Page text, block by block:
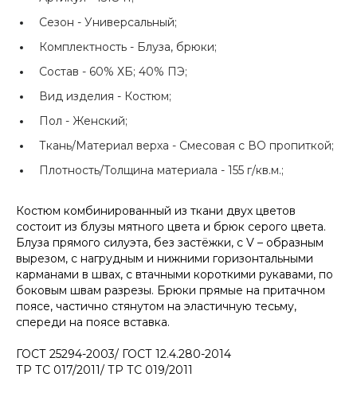
Сезон - Универсальный;
Комплектность - Блуза, брюки;
Состав - 60% ХБ; 40% ПЭ;
Вид изделия - Костюм;
Пол - Женский;
Ткань/Материал верха - Смесовая с ВО пропиткой;
Плотность/Толщина материала - 155 г/кв.м.;
Костюм комбинированный из ткани двух цветов
состоит из блузы мятного цвета и брюк серого цвета.
Блуза прямого силуэта, без застёжки, с V – образным
вырезом, с нагрудным и нижними горизонтальными
карманами в швах, с втачными короткими рукавами, по
боковым швам разрезы. Брюки прямые на притачном
поясе, частично стянутом на эластичную тесьму,
спереди на поясе вставка.
ГОСТ 25294-2003/ ГОСТ 12.4.280-2014
ТР ТС 017/2011/ ТР ТС 019/2011